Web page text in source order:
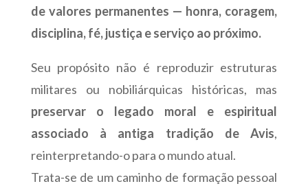
de valores permanentes — honra, coragem,
disciplina, fé, justiça e serviço ao próximo.
Seu propósito não é reproduzir estruturas
militares ou nobiliárquicas históricas, mas
preservar o legado moral e espiritual
associado à antiga tradição de Avis,
reinterpretando-o para o mundo atual.
Trata-se de um caminho de formação pessoal